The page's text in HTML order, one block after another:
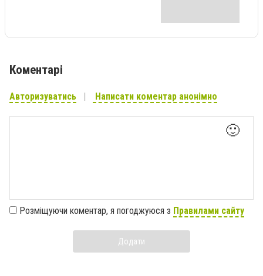
Коментарі
Авторизуватись Написати коментар анонімно
🙂
Розміщуючи коментар, я погоджуюся з Правилами сайту
Додати